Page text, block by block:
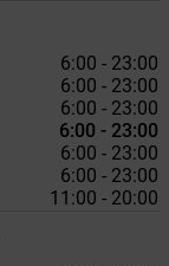
6:00 - 23:00
6:00 - 23:00
6:00 - 23:00
6:00 - 23:00
6:00 - 23:00
6:00 - 23:00
11:00 - 20:00